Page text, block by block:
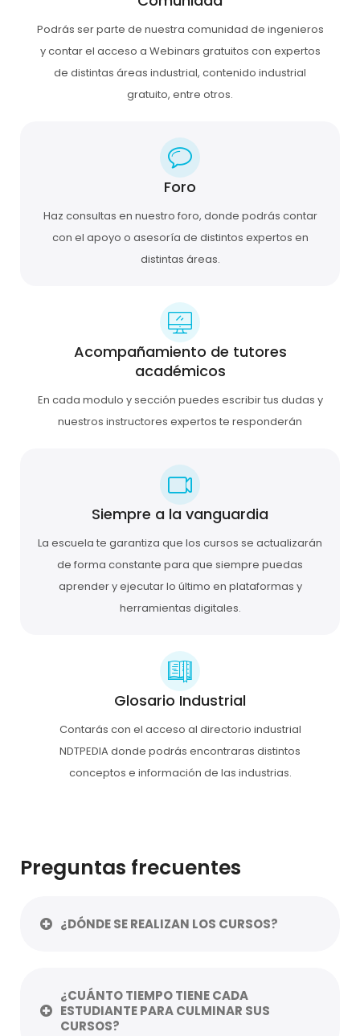
Podrás ser parte de nuestra comunidad de ingenieros
y contar el acceso a Webinars gratuitos con expertos
de distintas áreas industrial, contenido industrial
gratuito, entre otros.
Acompañamiento de tutores
académicos
En cada modulo y sección puedes escribir tus dudas y
nuestros instructores expertos te responderán
Foro
Haz consultas en nuestro foro, donde podrás contar
con el apoyo o asesoría de distintos expertos en
distintas áreas.
Siempre a la vanguardia
La escuela te garantiza que los cursos se actualizarán
de forma constante para que siempre puedas
aprender y ejecutar lo último en plataformas y
herramientas digitales.
Glosario Industrial
Contarás con el acceso al directorio industrial
NDTPEDIA donde podrás encontraras distintos
conceptos e información de las industrias.
Preguntas frecuentes
¿DÓNDE SE REALIZAN LOS CURSOS?
¿CUÁNTO TIEMPO TIENE CADA
ESTUDIANTE PARA CULMINAR SUS
CURSOS?